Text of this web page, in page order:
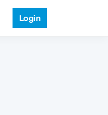
Login